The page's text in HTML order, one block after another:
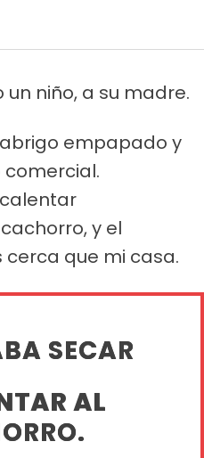
niño, a su madre.
empapado y
y el
que mi casa.
SECAR
AL